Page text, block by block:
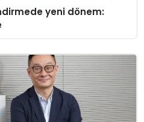
yeni dönem: